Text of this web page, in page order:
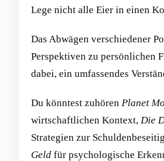
Lege nicht alle Eier in einen
Das Abwägen verschiedener
Perspektiven zu persönlichen
dabei, ein umfassendes
Du könntest zuhören Planet
wirtschaftlichen Kontext, Die
Strategien zur
Geld für psychologische